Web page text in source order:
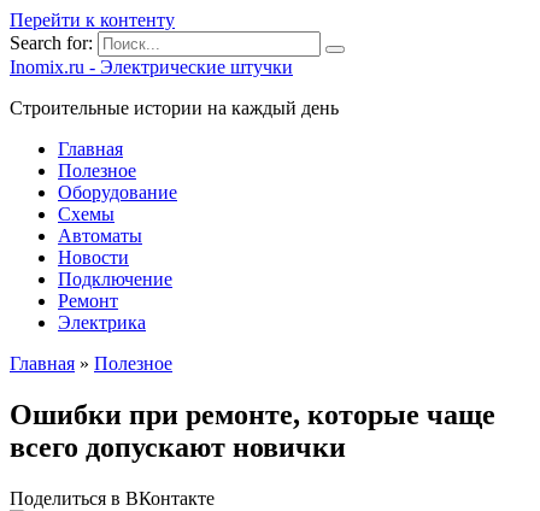
Перейти к контенту
Search for:
Inomix.ru - Электрические штучки
Cтроительные истории на каждый день
Главная
Полезное
Оборудование
Схемы
Автоматы
Новости
Подключение
Ремонт
Электрика
Главная » Полезное
Ошибки при ремонте, которые чаще
всего допускают новички
Поделиться в ВКонтакте